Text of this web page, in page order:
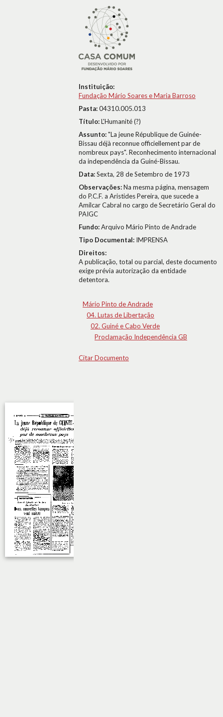
Instituição:
Fundação Mário Soares e Maria Barroso
Pasta:04310.005.013
Título:L'Humanité (?)
Assunto:"La jeune République de Guinée-
Bissau déjà reconnue officiellement par de
nombreux pays". Reconhecimento internacional
da independência da Guiné-Bissau.
Data:Sexta, 28 de Setembro de 1973
Observações:Na mesma página, mensagem
do P.C.F. a Aristides Pereira, que sucede a
Amílcar Cabral no cargo de Secretário Geral do
PAIGC
Fundo:Arquivo Mário Pinto de Andrade
Tipo Documental: IMPRENSA
Direitos:
A publicação, total ou parcial, deste documento
exige prévia autorização da entidade
detentora.
Mário Pinto de Andrade
04. Lutas de Libertação
02. Guiné e Cabo Verde
Proclamação Independência GB
Citar Documento